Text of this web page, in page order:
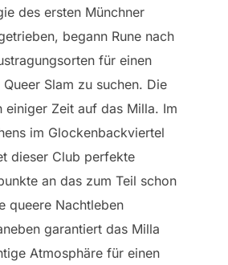
des ersten Münchner
begann Rune nach
für einen
Slam zu suchen. Die
einiger Zeit auf das Milla. Im
im Glockenbackviertel
dieser Club perfekte
an das zum Teil schon
queere Nachtleben
garantiert das Milla
Atmosphäre für einen